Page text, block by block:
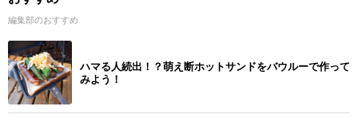
編集部のおすすめ
ハマる人続出！？萌え断ホットサンドをバウルーで作って
みよう！